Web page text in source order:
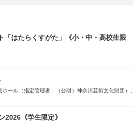
「はたらくすがた」《小・中・高校生限
ール（指定管理者：（公財）神奈川芸術文化財団）、
2026《学生限定》